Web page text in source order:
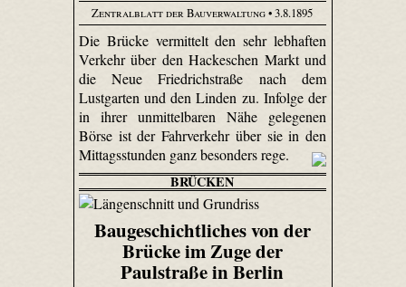
Zentralblatt der Bauverwaltung• 3.8.1895
Die Brücke vermittelt den sehr lebhaften
Verkehr über den Hackeschen Markt und
die Neue Friedrichstraße nach dem
Lustgarten und den Linden zu. Infolge der
in ihrer unmittelbaren Nähe gelegenen
Börse ist der Fahrverkehr über sie in den
Mittagsstunden ganz besonders rege.
BRÜCKEN
Baugeschichtliches von der
Brücke im Zuge der
Paulstraße in Berlin